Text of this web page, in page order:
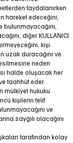
faydalanırken
hareket edeceğini,
diğer KULLANICI
kişi
uzak duracağını ve
neden
halde oluşacak her
taahhüt eder.
mülkiyet hukuku
kişilerin telif
ve
saygılı olacağını
tarafından kolay